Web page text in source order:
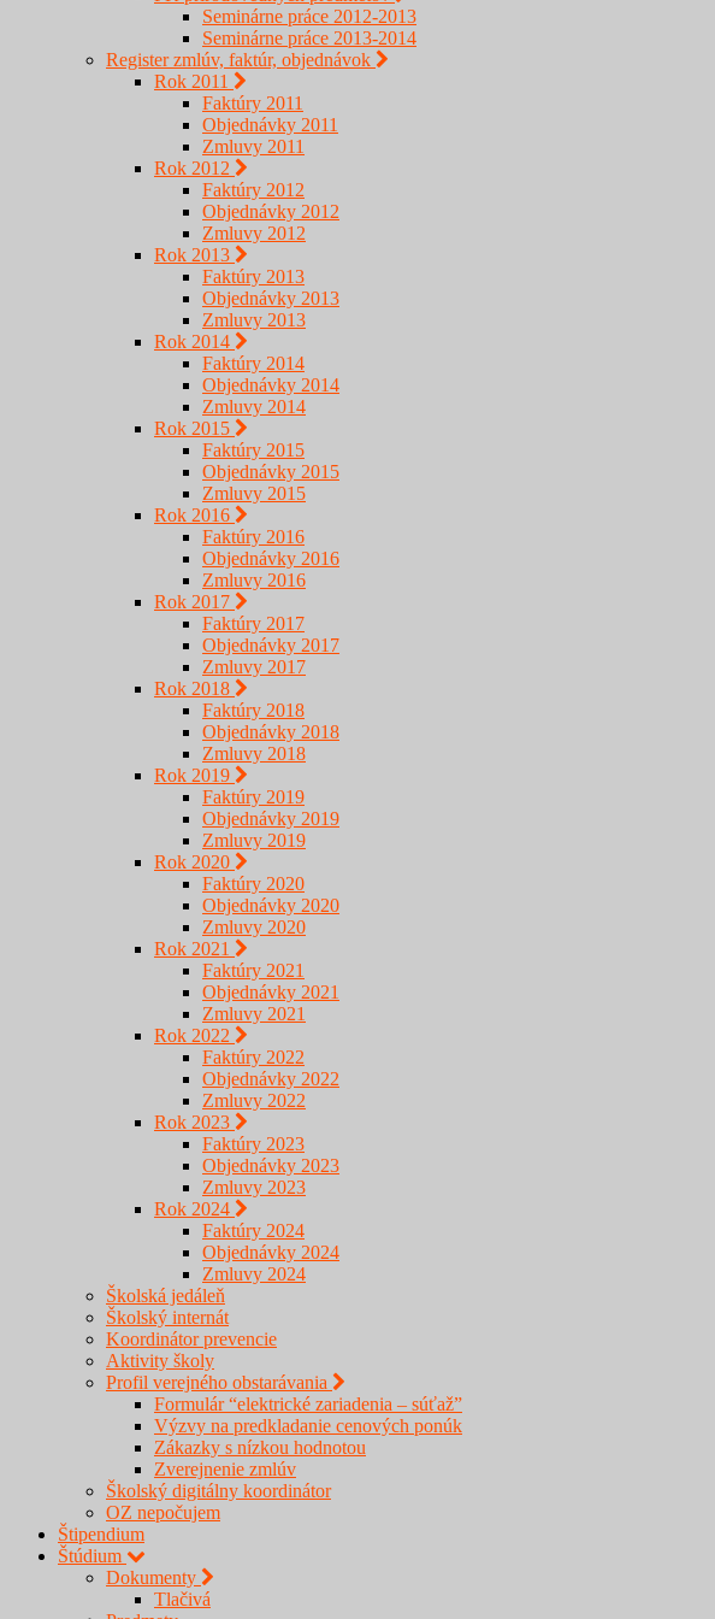
Seminárne práce 2012-2013
Seminárne práce 2013-2014
Register zmlúv, faktúr, objednávok
Rok 2011
Faktúry 2011
Objednávky 2011
Zmluvy 2011
Rok 2012
Faktúry 2012
Objednávky 2012
Zmluvy 2012
Rok 2013
Faktúry 2013
Objednávky 2013
Zmluvy 2013
Rok 2014
Faktúry 2014
Objednávky 2014
Zmluvy 2014
Rok 2015
Faktúry 2015
Objednávky 2015
Zmluvy 2015
Rok 2016
Faktúry 2016
Objednávky 2016
Zmluvy 2016
Rok 2017
Faktúry 2017
Objednávky 2017
Zmluvy 2017
Rok 2018
Faktúry 2018
Objednávky 2018
Zmluvy 2018
Rok 2019
Faktúry 2019
Objednávky 2019
Zmluvy 2019
Rok 2020
Faktúry 2020
Objednávky 2020
Zmluvy 2020
Rok 2021
Faktúry 2021
Objednávky 2021
Zmluvy 2021
Rok 2022
Faktúry 2022
Objednávky 2022
Zmluvy 2022
Rok 2023
Faktúry 2023
Objednávky 2023
Zmluvy 2023
Rok 2024
Faktúry 2024
Objednávky 2024
Zmluvy 2024
Školská jedáleň
Školský internát
Koordinátor prevencie
Aktivity školy
Profil verejného obstarávania
Formulár “elektrické zariadenia – súťaž”
Výzvy na predkladanie cenových ponúk
Zákazky s nízkou hodnotou
Zverejnenie zmlúv
Školský digitálny koordinátor
OZ nepočujem
Štipendium
Štúdium
Dokumenty
Tlačivá